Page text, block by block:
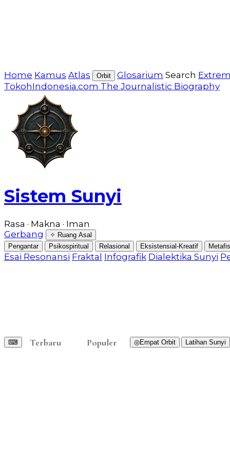
Home Kamus Atlas Orbit Glosarium Search
TokohIndonesia.com The Journalistic Biography
Sistem Sunyi
Rasa · Makna · Iman
Gerbang
✧ Ruang Asal
Pengantar
Psikospiritual Relasional Eksistensial-Kreatif
Esai Resonansi Fraktal Infografik Dialektika Sunyi
⌨︎ Terbaru Populer ◎Empat Orbit Latihan Sunyi